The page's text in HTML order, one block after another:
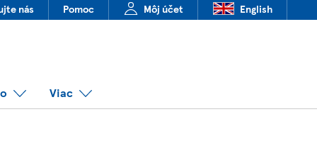
nás Pomoc Môj účet English
Viac